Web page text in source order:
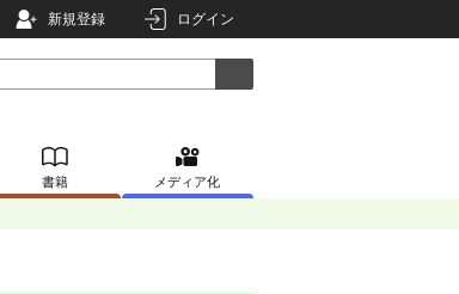
新規登録 ログイン
書籍 メディア化